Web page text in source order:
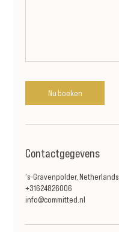
Nu boeken
Contactgegevens
's-Gravenpolder, Netherlands
+31624826006
info@committed.nl